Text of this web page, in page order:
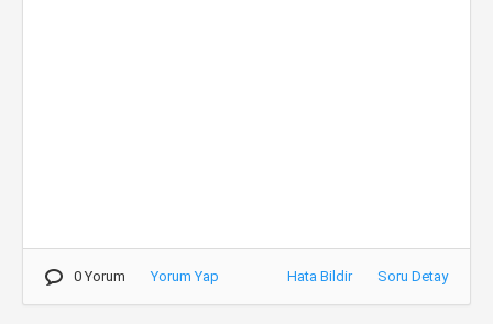
0 Yorum Yorum Yap Hata Bildir Soru Detay